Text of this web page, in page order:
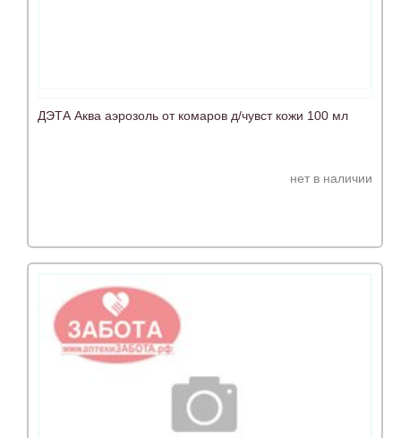
ДЭТА Аква аэрозоль от комаров д/чувст кожи 100 мл
нет в наличии